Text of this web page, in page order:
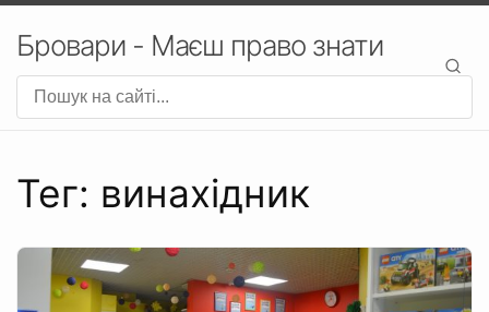
Бровари - Маєш право знати
Тег: винахідник